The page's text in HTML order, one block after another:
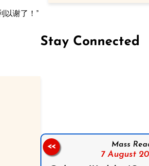
以谢了！”
Stay Connected
Mass
7 August
<<